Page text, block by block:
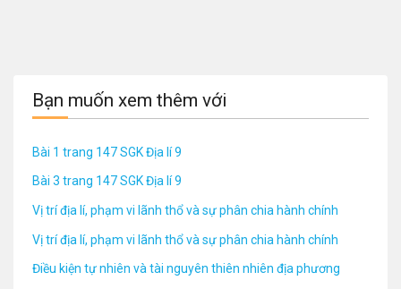
Bạn muốn xem thêm với
Bài 1 trang 147 SGK Địa lí 9
Bài 3 trang 147 SGK Địa lí 9
Vị trí địa lí, phạm vi lãnh thổ và sự phân chia hành chính
Vị trí địa lí, phạm vi lãnh thổ và sự phân chia hành chính
Điều kiện tự nhiên và tài nguyên thiên nhiên địa phương